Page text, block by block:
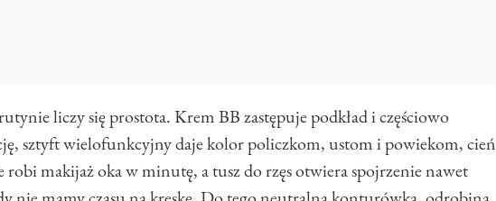
liczy się prostota. Krem BB zastępuje podkład i częściowo
sztyft wielofunkcyjny daje kolor policzkom, ustom i powiekom, cień
robi makijaż oka w minutę, a tusz do rzęs otwiera spojrzenie nawet